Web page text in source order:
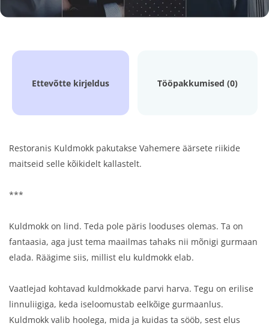
Ettevõtte kirjeldus Tööpakkumised (0)
Restoranis Kuldmokk pakutakse Vahemere äärsete riikide
maitseid selle kõikidelt kallastelt.
***
Kuldmokk on lind. Teda pole päris looduses olemas. Ta on
fantaasia, aga just tema maailmas tahaks nii mõnigi gurmaan
elada. Räägime siis, millist elu kuldmokk elab.
Vaatlejad kohtavad kuldmokkade parvi harva. Tegu on erilise
linnuliigiga, keda iseloomustab eelkõige gurmaanlus.
Kuldmokk valib hoolega, mida ja kuidas ta sööb, sest elus